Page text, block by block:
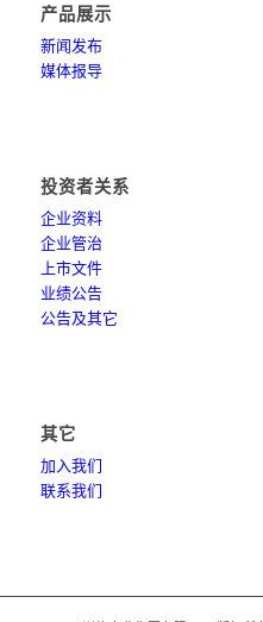
产品展示
新闻发布
媒体报导
投资者关系
企业资料
企业管治
上市文件
业绩公告
公告及其它
其它
加入我们
联系我们